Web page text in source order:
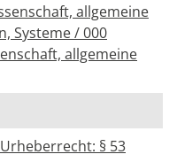
allgemeine
Systeme / 000
allgemeine
§ 53